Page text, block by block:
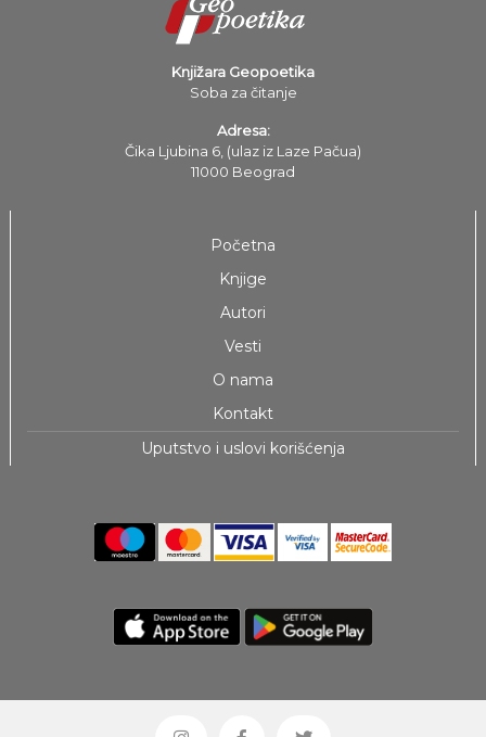
Knjižara Geopoetika
Soba za čitanje
Adresa:
Čika Ljubina 6, (ulaz iz Laze Pačua)
11000 Beograd
Početna
Knjige
Autori
Vesti
O nama
Kontakt
Uputstvo i uslovi korišćenja